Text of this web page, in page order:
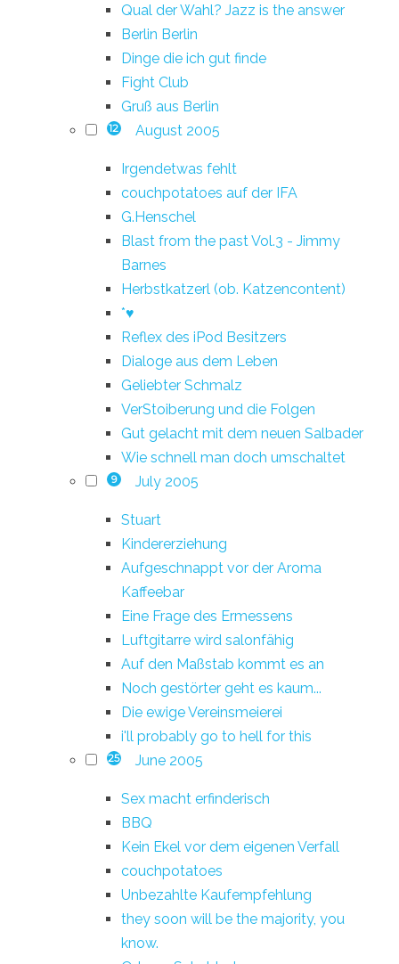
Qual der Wahl? Jazz is the answer
Berlin Berlin
Dinge die ich gut finde
Fight Club
Gruß aus Berlin
12 August 2005
Irgendetwas fehlt
couchpotatoes auf der IFA
G.Henschel
Blast from the past Vol.3 - Jimmy
Barnes
Herbstkatzerl (ob. Katzencontent)
*♥
Reflex des iPod Besitzers
Dialoge aus dem Leben
Geliebter Schmalz
VerStoiberung und die Folgen
Gut gelacht mit dem neuen Salbader
Wie schnell man doch umschaltet
9 July 2005
Stuart
Kindererziehung
Aufgeschnappt vor der Aroma
Kaffeebar
Eine Frage des Ermessens
Luftgitarre wird salonfähig
Auf den Maßstab kommt es an
Noch gestörter geht es kaum...
Die ewige Vereinsmeierei
i'll probably go to hell for this
25 June 2005
Sex macht erfinderisch
BBQ
Kein Ekel vor dem eigenen Verfall
couchpotatoes
Unbezahlte Kaufempfehlung
they soon will be the majority, you
know.